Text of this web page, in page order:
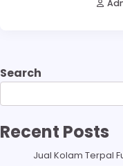
Search
Recent Posts
Jual Kolam Terpal